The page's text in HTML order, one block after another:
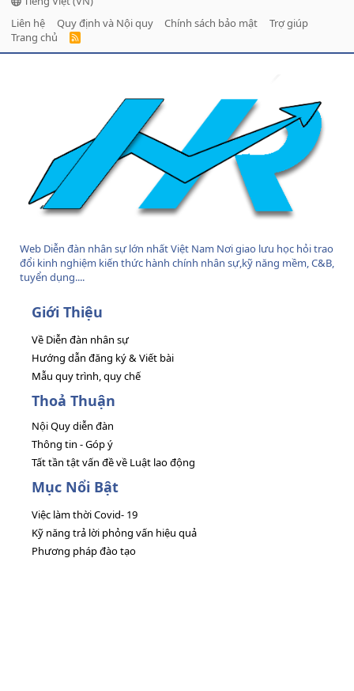
Liên hệ
Quy định và Nội quy Chính sách bảo mật
Trợ giúp
Trang chủ
R
Web Diễn đàn nhân sự lớn nhất Việt Nam Nơi giao lưu học hỏi trao
đổi kinh nghiệm kiến thức hành chính nhân sự,kỹ năng mềm, C&B,
tuyển dụng....
Giới Thiệu
Về Diễn đàn nhân sự
Hướng dẫn đăng ký & Viết bài
Mẫu quy trình, quy chế
Thoả Thuận
Nội Quy diễn đàn
Thông tin - Góp ý
Tất tần tật vấn đề về Luật lao động
Mục Nổi Bật
Việc làm thời Covid- 19
Kỹ năng trả lời phỏng vấn hiệu quả
Phương pháp đào tạo